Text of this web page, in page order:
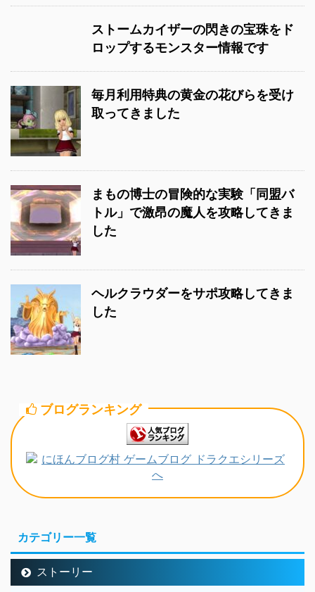
ストームカイザーの閃きの宝珠をド
ロップするモンスター情報です
毎月利用特典の黄金の花びらを受け
取ってきました
まもの博士の冒険的な実験「同盟バ
トル」で激昂の魔人を攻略してきま
した
ヘルクラウダーをサポ攻略してきま
した
ブログランキング
カテゴリー一覧
ストーリー